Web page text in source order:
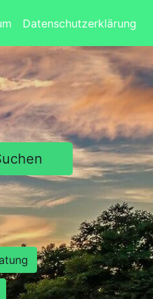
Datenschutzerklärung